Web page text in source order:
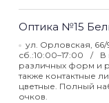
Оптика №15
ул. Орловская, 66/
сб.:10:00–17:00
В
различных форм и
также контактные
цветные. Полный
очков.